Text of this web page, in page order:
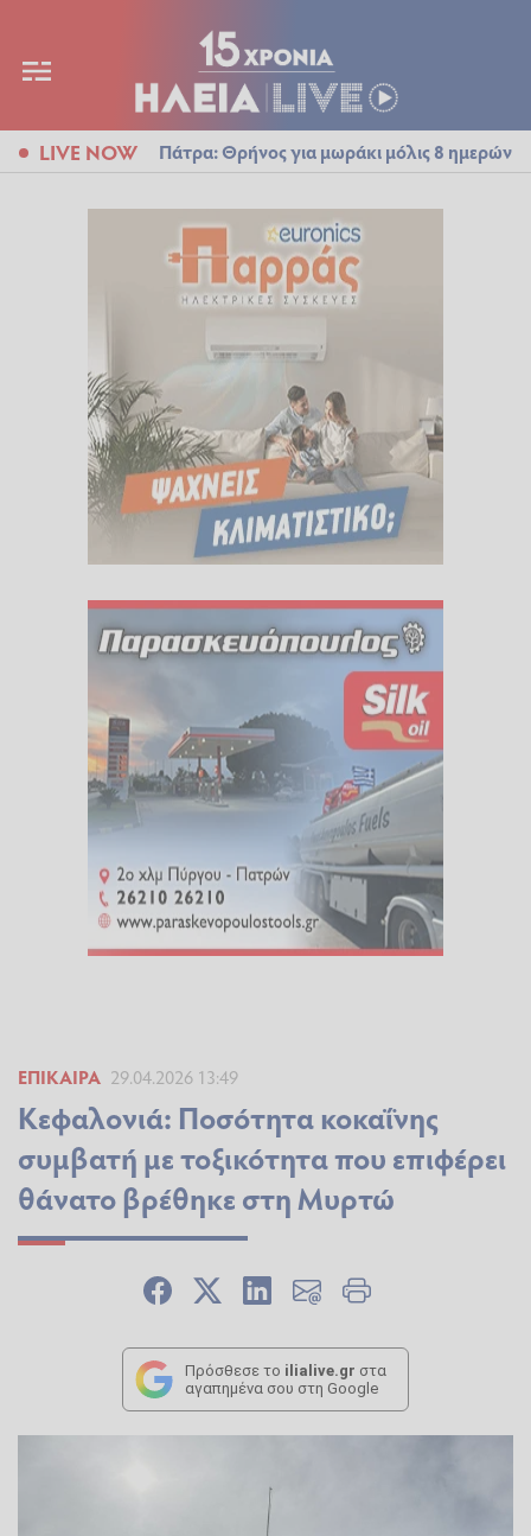
LIVE NOW Πάτρα: Θρήνος για μωράκι μόλις 8 ημερών
ΕΠΊΚΑΙΡΑ 29.04.2026 13:49
Κεφαλονιά: Ποσότητα κοκαΐνης
συμβατή με τοξικότητα που επιφέρει
θάνατο βρέθηκε στη Μυρτώ
Πρόσθεσε το ilialive.gr στα
αγαπημένα σου στη Google